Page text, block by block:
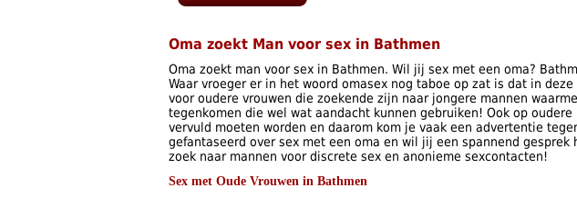
Oma zoekt Man voor sex in Bathmen
Oma zoekt man voor sex in Bathmen. Wil jij sex met een oma?
Waar vroeger er in het woord omasex nog taboe op zat is dat in
voor oudere vrouwen die zoekende zijn naar jongere mannen
tegenkomen die wel wat aandacht kunnen gebruiken! Ook op
vervuld moeten worden en daarom kom je vaak een advertentie
gefantaseerd over sex met een oma en wil jij een spannend
zoek naar mannen voor discrete sex en anonieme sexcontacten!
Sex met Oude Vrouwen in Bathmen